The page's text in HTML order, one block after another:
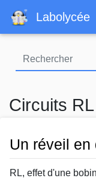
Labolycée
Circuits RL
Un réveil en
RL, effet d'une